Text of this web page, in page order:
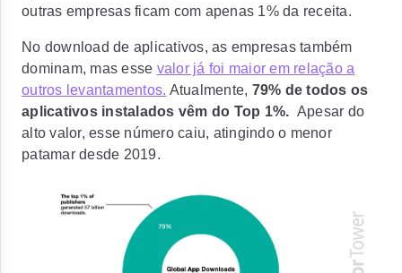
outras empresas ficam com apenas 1% da receita.
No download de aplicativos, as empresas também
dominam, mas esse valor já foi maior em relação a
outros levantamentos. Atualmente, 79% de todos os
aplicativos instalados vêm do Top 1%. Apesar do
alto valor, esse número caiu, atingindo o menor
patamar desde 2019.